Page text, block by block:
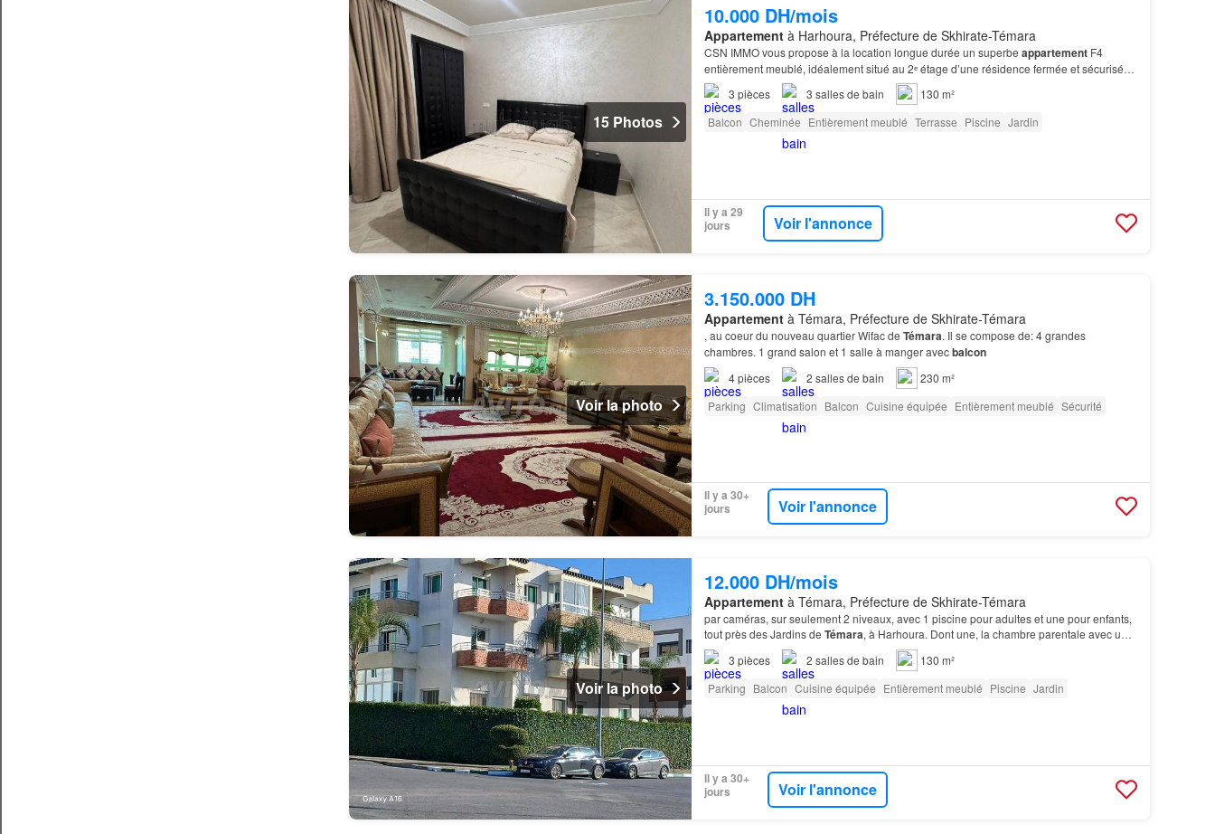
15 Photos
10.000 DH/mois
Appartementà Harhoura, Préfecture de Skhirate-Témara
CSN IMMO vous propose à la location longue durée un superbe appartementF4
entièrement meublé, idéalement situé au 2ᵉ étage d’une résidence fermée et sécurisée
Caractéristiques de l’appartement: Double exposition avec deux fa…
3 pièces 3 salles de bain
130 m²
Balcon Cheminée Entièrement meublé Terrasse Piscine Jardin
Il y a 29
jours
Voir l'annonce
Voir la photo
3.150.000 DH
Appartementà Témara, Préfecture de Skhirate-Témara
, au coeur du nouveau quartier Wifac de Témara. Il se compose de: 4 grandes
chambres. 1 grand salon et 1 salle à manger avecbalcon
4pièces 2 salles de bain
230 m²
Parking Climatisation Balcon Cuisine équipée Entièrement meublé Sécurité
Il y a 30+
jours
Voir l'annonce
Voir la photo
12.000 DH/mois
Appartementà Témara, Préfecture de Skhirate-Témara
par caméras, sur seulement 2 niveaux, avec 1 piscine pour adultes et une pour enfants,
tout près des Jardins de Témara, à Harhoura. Dont une, la chambre parentale avec un
grand
3 pièces 2 salles de bain
130 m²
Parking Balcon Cuisine équipée Entièrement meublé Piscine Jardin
Il y a 30+
jours
Voir l'annonce